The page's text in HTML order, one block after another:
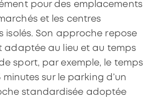
pour des emplacements
et les centres
isolés. Son approche repose
adaptée au lieu et au temps
sport, par exemple, le temps
sur le parking d’un
standardisée adoptée